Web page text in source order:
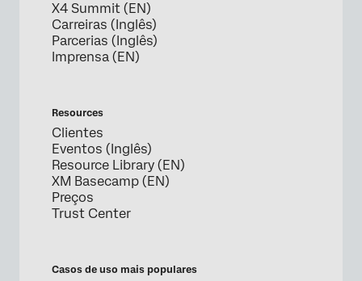
X4 Summit (EN)
Carreiras (Inglês)
Parcerias (Inglês)
Imprensa (EN)
Resources
Clientes
Eventos (Inglês)
Resource Library (EN)
XM Basecamp (EN)
Preços
Trust Center
Casos de uso mais populares